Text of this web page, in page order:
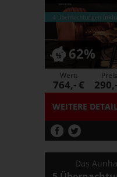
62%
WEITERE
Wert:
764,- €
Das